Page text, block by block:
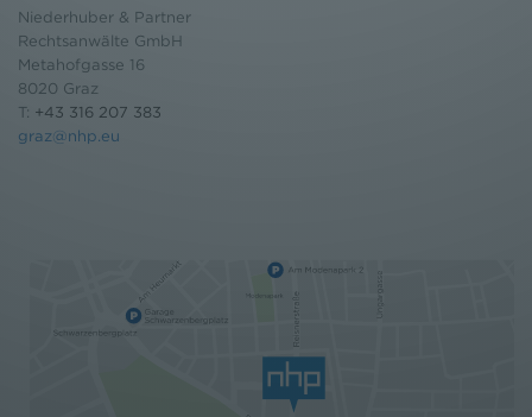
Niederhuber & Partner
Rechtsanwälte GmbH
Metahofgasse 16
8020 Graz
T: +43 316 207 383
graz@nhp.eu